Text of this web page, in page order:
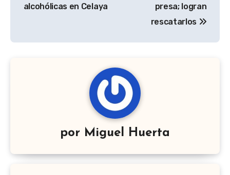
alcohólicas en Celaya
presa; logran
rescatarlos
por Miguel Huerta